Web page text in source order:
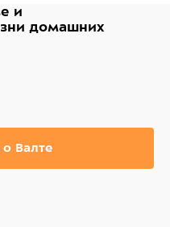
и
домашних
Валте